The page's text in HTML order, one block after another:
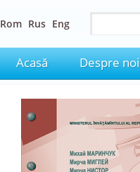
Rom Rus Eng
Acasă Despre noi